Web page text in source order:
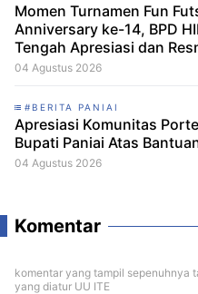
Momen Turnamen Fun
Anniversary ke-14, BPD
Tengah Apresiasi dan
Skuad Baru Makamagu
04 Agustus 2026
#BERITA PANIAI
Apresiasi Komunitas
Bupati Paniai Atas
04 Agustus 2026
Komentar
komentar yang tampil sepenuhnya
yang diatur UU ITE